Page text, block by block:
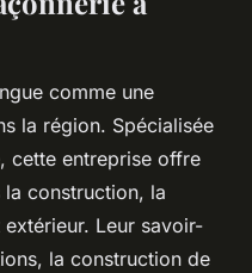
comme une
la région. Spécialisée
cette entreprise offre
la construction, la
extérieur. Leur savoir-
la construction de